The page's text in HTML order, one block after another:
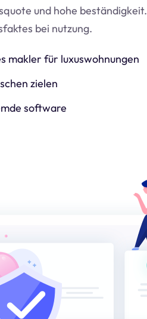
und hohe beständigkeit.
bei nutzung.
makler für luxuswohnungen
zielen
software